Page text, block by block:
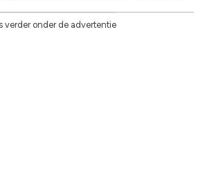
verder onder de advertentie